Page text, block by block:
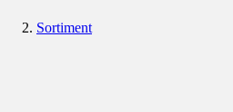
Sortiment